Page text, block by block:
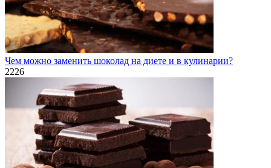
Чем можно заменить шоколад на диете и в кулинарии?
2226